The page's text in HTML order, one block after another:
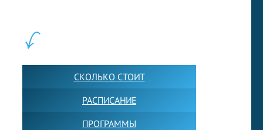
СКОЛЬКО СТОИТ
РАСПИСАНИЕ
ПРОГРАММЫ